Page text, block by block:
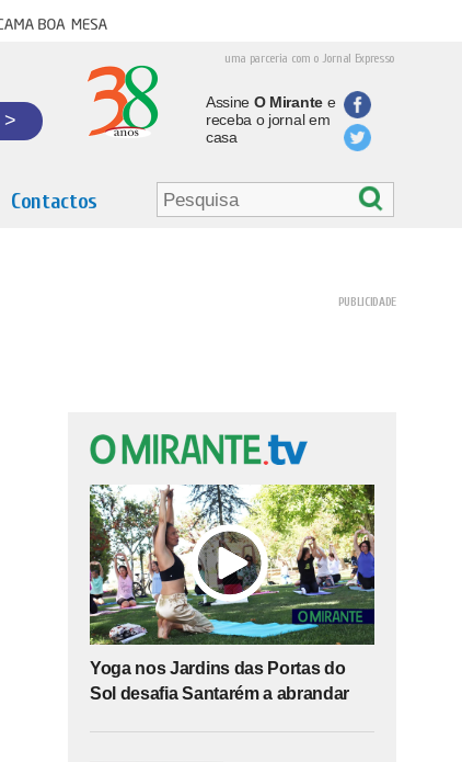
boa mesa
uma parceria com o Jornal Expresso
>
Assine O Mirantee
receba o jornal em
casa
Contactos
Yoga nos Jardins das Portas do
Sol desafia Santarém a abrandar